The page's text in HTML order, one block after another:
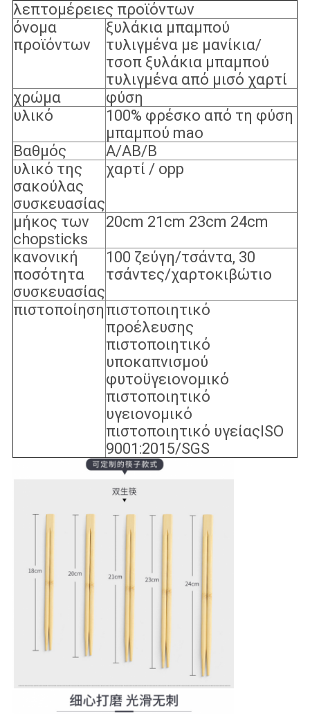
λεπτομέρειες προϊόντων
όνομα
προϊόντων
ξυλάκια μπαμπού
τυλιγμένα με μανίκια/
τσοπ ξυλάκια μπαμπού
τυλιγμένα από μισό χαρτί
χρώμα
φύση
υλικό
100% φρέσκο ​​από τη φύση
μπαμπού mao
Βαθμός
A/AB/B
υλικό της
σακούλας
συσκευασίας
χαρτί / opp
μήκος των
chopsticks
20cm 21cm 23cm 24cm
κανονική
ποσότητα
συσκευασίας
100 ζεύγη/τσάντα, 30
τσάντες/χαρτοκιβώτιο
πιστοποίηση πιστοποιητικό
προέλευσης
πιστοποιητικό
υποκαπνισμού
φυτοϋγειονομικό
πιστοποιητικό
υγειονομικό
πιστοποιητικό υγείαςISO
9001:2015/SGS